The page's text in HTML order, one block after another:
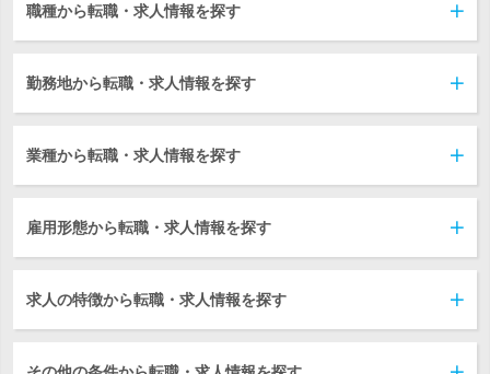
職種から転職・求人情報を探す
勤務地から転職・求人情報を探す
業種から転職・求人情報を探す
雇用形態から転職・求人情報を探す
求人の特徴から転職・求人情報を探す